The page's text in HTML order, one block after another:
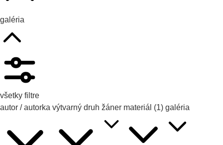
galéria
všetky filtre
autor / autorka výtvarný druh žáner materiál (1) galéria